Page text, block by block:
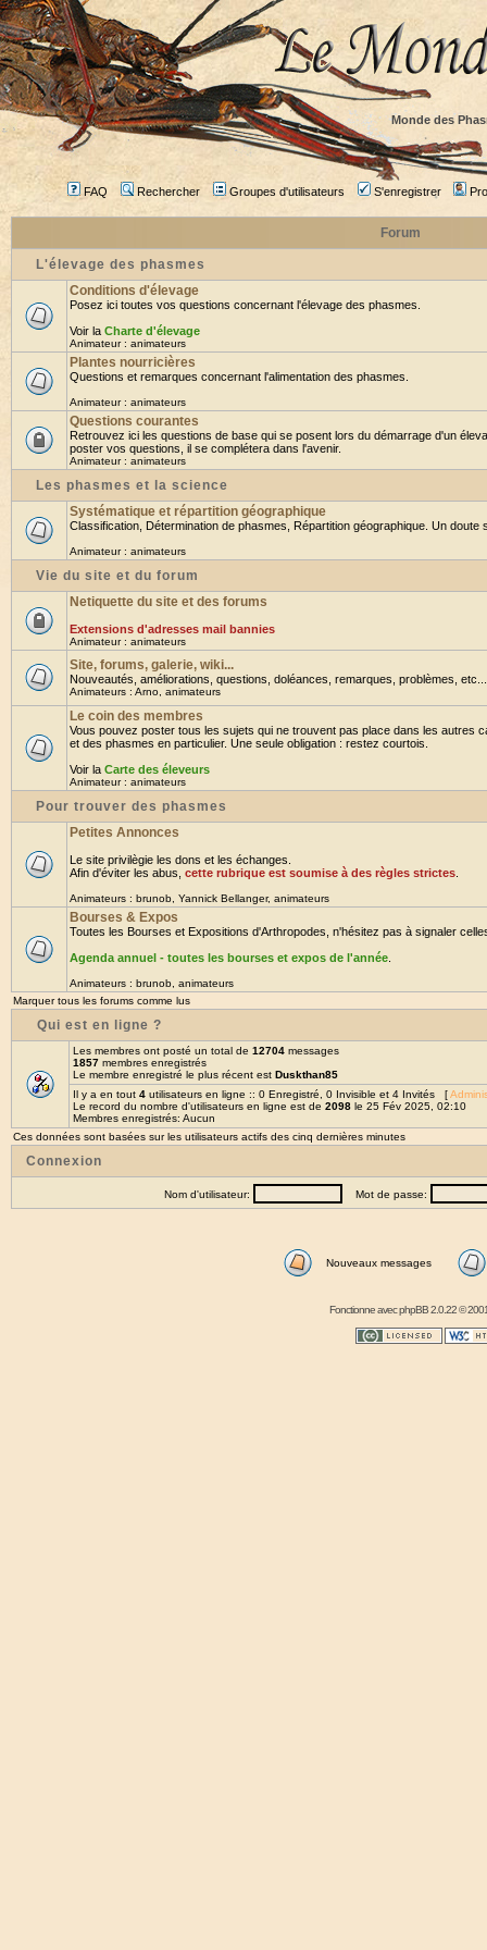
Monde des
FAQ Rechercher Groupes d'utilisateurs S'enregistrer
Forum
L'élevage des phasmes
Conditions d'élevage
Posez ici toutes vos questions concernant l'élevage des phasmes.
Voir la Charte d'élevage
Animateur : animateurs
Plantes nourricières
Questions et remarques concernant l'alimentation des phasmes.
Animateur : animateurs
Questions courantes
Retrouvez ici les questions de base qui se posent lors du démarrage d'un
poster vos questions, il se complétera dans l'avenir.
Animateur : animateurs
Les phasmes et la science
Systématique et répartition géographique
Classification, Détermination de phasmes, Répartition géographique. Un doute
Animateur : animateurs
Vie du site et du forum
Netiquette du site et des forums
Extensions d'adresses mail bannies
Animateur : animateurs
Site, forums, galerie, wiki...
Nouveautés, améliorations, questions, doléances, remarques, problèmes,
Animateurs : Arno animateurs
Le coin des membres
Vous pouvez poster tous les sujets qui ne trouvent pas place dans les autres
et des phasmes en particulier. Une seule obligation : restez courtois.
Voir la Carte des éleveurs
Animateur : animateurs
Pour trouver des phasmes
Petites Annonces
Le site privilègie les dons et les échanges.
Afin d'éviter les abus, cette rubrique est soumise à des règles strictes
Animateurs : brunob Yannick Bellanger, animateurs
Bourses & Expos
Toutes les Bourses et Expositions d'Arthropodes, n'hésitez pas à signaler
Agenda annuel - toutes les bourses et expos de l'année
Animateurs : brunob animateurs
Marquer tous les forums comme lus
Qui est en ligne ?
Les membres ont posté un total de 12704 messages
1857 membres enregistrés
Le membre enregistré le plus récent est Duskthan85
Il y a en tout 4 utilisateurs en ligne :: 0 Enregistré, 0 Invisible et 4 Invités [
Le record du nombre d'utilisateurs en ligne est de 2098 le 25 Fév 2025, 02:10
Membres enregistrés: Aucun
Ces données sont basées sur les utilisateurs actifs des cinq dernières minutes
Connexion
Nom d'utilisateur: Mot de passe:
Nouveaux messages
Fonctionne avecphpBB2.0.22 ©